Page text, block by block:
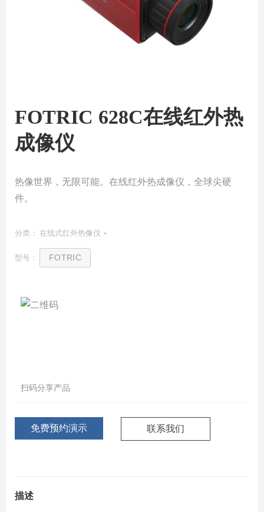
FOTRIC 628C在线红外热
成像仪
热像世界，无限可能。在线红外热成像仪，全球尖硬
件。
分类： 在线式红外热像仪
型号： FOTRIC
扫码分享产品
免费预约演示 联系我们
描述